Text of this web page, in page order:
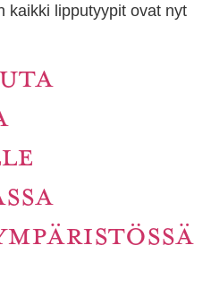
kaikki lipputyypit ovat nyt